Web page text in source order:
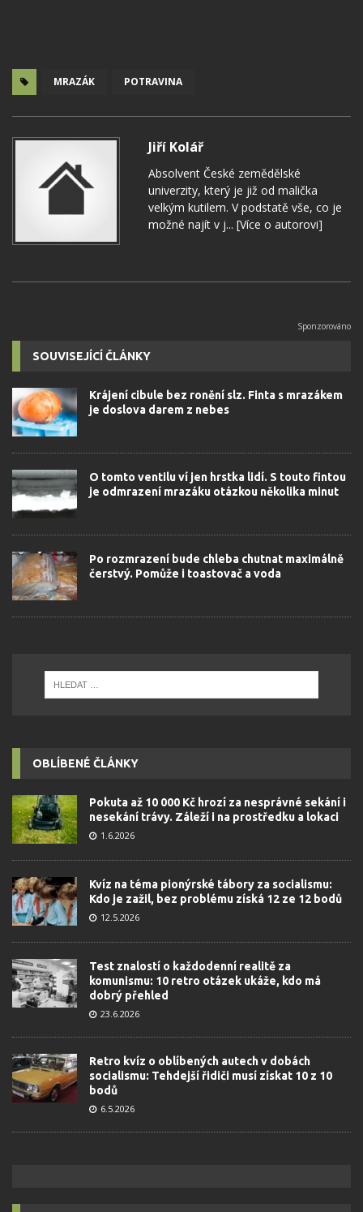
MRAZÁK POTRAVINA
Jiří Kolář
Absolvent České zemědělské
univerzity, který je již od malička
velkým kutilem. V podstatě vše, co je
možné najít v j... [Více o autorovi]
SOUVISEJÍCÍ ČLÁNKY
Krájení cibule bez ronění slz. Finta s mrazákem
je doslova darem z nebes
O tomto ventilu ví jen hrstka lidí. S touto fintou
je odmrazení mrazáku otázkou několika minut
Po rozmrazení bude chleba chutnat maximálně
čerstvý. Pomůže i toastovač a voda
OBLÍBENÉ ČLÁNKY
Pokuta až 10 000 Kč hrozí za nesprávné sekání i
nesekání trávy. Záleží i na prostředku a lokaci
1.6.2026
Kvíz na téma pionýrské tábory za socialismu:
Kdo je zažil, bez problému získá 12 ze 12 bodů
12.5.2026
Test znalostí o každodenní realitě za
komunismu: 10 retro otázek ukáže, kdo má
dobrý přehled
23.6.2026
Retro kvíz o oblíbených autech v dobách
socialismu: Tehdejší řidiči musí získat 10 z 10
bodů
6.5.2026